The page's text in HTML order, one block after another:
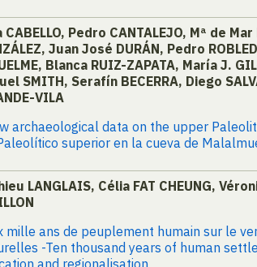
CABELLO, Pedro CANTALEJO, Mª de
Juan José DURÁN, Pedro
Blanca RUIZ-ZAPATA, María J.
SMITH, Serafín BECERRA, Diego
VILA
archaeological data on the upper
superior en la cueva de
LANGLAIS, Célia FAT CHEUNG,
mille ans de peuplement humain sur le
-Ten thousand years of human
and regionalisation